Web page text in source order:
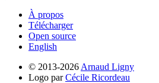
À propos
Télécharger
Open source
English
© 2013-2026 Arnaud Ligny
Logo parCécile Ricordeau